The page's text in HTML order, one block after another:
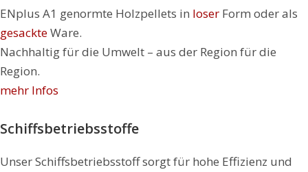
ENplus A1 genormte Holzpellets in loser Form oder als
gesackteWare.
Nachhaltig für die Umwelt – aus der Region für die
Region.
mehr Infos
Schiffs­betriebsstoffe
Unser Schiffsbetriebsstoff sorgt für hohe Effizienz und